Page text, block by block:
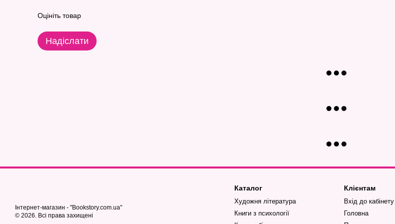
Оцініть товар
Надіслати
Інтернет-магазин - "Bookstory.com.ua"
© 2026. Всі права захищені
Каталог
Художня література
Книги з психології
Клієнтам
Вхід до кабінету
Головна